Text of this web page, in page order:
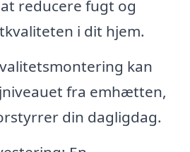
reducere fugt og
i dit hjem.
kan
fra emhætten,
din dagligdag.